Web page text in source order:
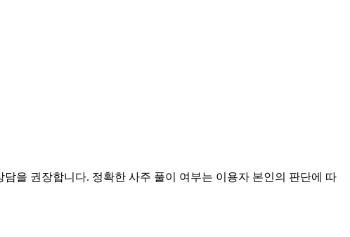
을 권장합니다. 정확한 사주 풀이 여부는 이용자 본인의 판단에 따